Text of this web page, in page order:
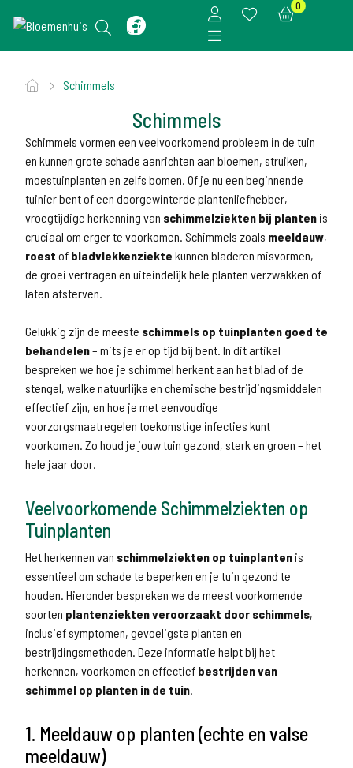
0
Schimmels
Schimmels
Schimmels vormen een veelvoorkomend probleem in de tuin
en kunnen grote schade aanrichten aan bloemen, struiken,
moestuinplanten en zelfs bomen. Of je nu een beginnende
tuinier bent of een doorgewinterde plantenliefhebber,
vroegtijdige herkenning van schimmelziekten bij planten is
cruciaal om erger te voorkomen. Schimmels zoals meeldauw,
roest of bladvlekkenziekte kunnen bladeren misvormen,
de groei vertragen en uiteindelijk hele planten verzwakken of
laten afsterven.
Gelukkig zijn de meeste schimmels op tuinplanten goed te
behandelen– mits je er op tijd bij bent. In dit artikel
bespreken we hoe je schimmel herkent aan het blad of de
stengel, welke natuurlijke en chemische bestrijdingsmiddelen
effectief zijn, en hoe je met eenvoudige
voorzorgsmaatregelen toekomstige infecties kunt
voorkomen. Zo houd je jouw tuin gezond, sterk en groen – het
hele jaar door.
Veelvoorkomende Schimmelziekten op
Tuinplanten
Het herkennen van schimmelziekten op tuinplanten is
essentieel om schade te beperken en je tuin gezond te
houden. Hieronder bespreken we de meest voorkomende
soorten plantenziekten veroorzaakt door schimmels,
inclusief symptomen, gevoeligste planten en
bestrijdingsmethoden. Deze informatie helpt bij het
herkennen, voorkomen en effectief bestrijden van
schimmel op planten in de tuin.
1. Meeldauw op planten (echte en valse
meeldauw)